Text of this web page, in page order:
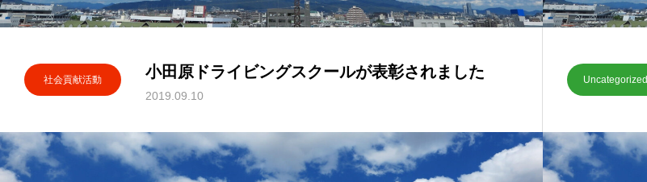
社会貢献活動 小田原ドライビングスクールが表彰されました
2019.09.10
Uncategorized